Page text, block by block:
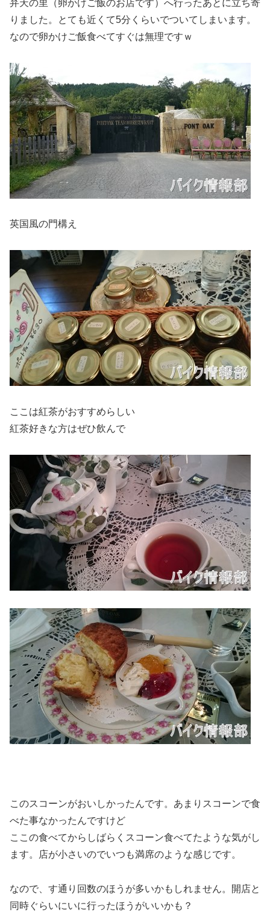
弁天の里（卵かけご飯のお店です）へ行ったあとに立ち寄
りました。とても近くて5分くらいでついてしまいます。
なので卵かけご飯食べてすぐは無理ですｗ
英国風の門構え
ここは紅茶がおすすめらしい
紅茶好きな方はぜひ飲んで
このスコーンがおいしかったんです。あまりスコーンで食
べた事なかったんですけど
ここの食べてからしばらくスコーン食べてたような気がし
ます。店が小さいのでいつも満席のような感じです。
なので、す通り回数のほうが多いかもしれません。開店と
同時ぐらいにいに行ったほうがいいかも？